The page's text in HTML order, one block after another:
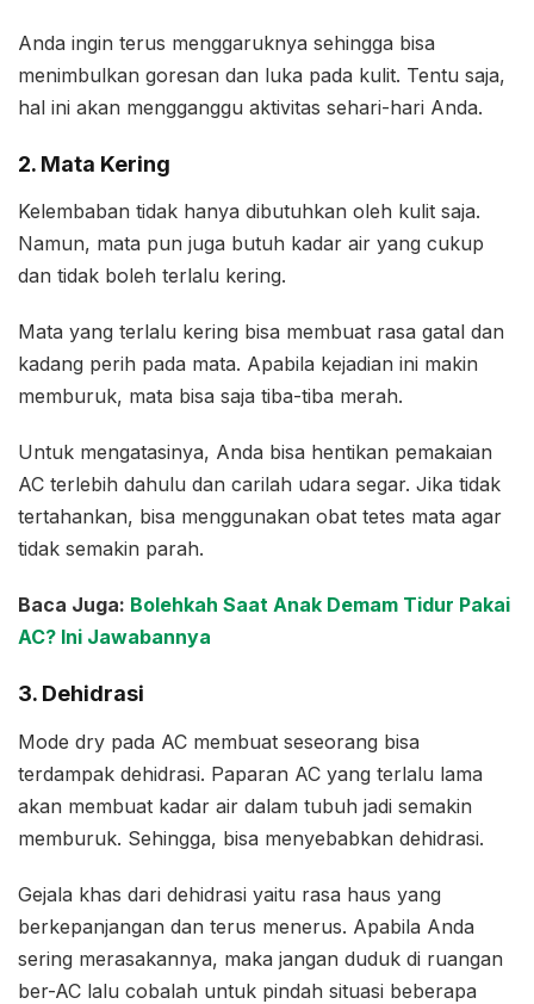
Anda ingin terus menggaruknya sehingga bisa
menimbulkan goresan dan luka pada kulit. Tentu saja,
hal ini akan mengganggu aktivitas sehari-hari Anda.
2. Mata Kering
Kelembaban tidak hanya dibutuhkan oleh kulit saja.
Namun, mata pun juga butuh kadar air yang cukup
dan tidak boleh terlalu kering.
Mata yang terlalu kering bisa membuat rasa gatal dan
kadang perih pada mata. Apabila kejadian ini makin
memburuk, mata bisa saja tiba-tiba merah.
Untuk mengatasinya, Anda bisa hentikan pemakaian
AC terlebih dahulu dan carilah udara segar. Jika tidak
tertahankan, bisa menggunakan obat tetes mata agar
tidak semakin parah.
Baca Juga: Bolehkah Saat Anak Demam Tidur Pakai
AC? Ini Jawabannya
3. Dehidrasi
Mode dry pada AC membuat seseorang bisa
terdampak dehidrasi. Paparan AC yang terlalu lama
akan membuat kadar air dalam tubuh jadi semakin
memburuk. Sehingga, bisa menyebabkan dehidrasi.
Gejala khas dari dehidrasi yaitu rasa haus yang
berkepanjangan dan terus menerus. Apabila Anda
sering merasakannya, maka jangan duduk di ruangan
ber-AC lalu cobalah untuk pindah situasi beberapa